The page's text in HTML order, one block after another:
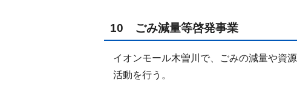
10 ごみ減量等啓発事業
イオンモール木曽川で、ごみの減量や資
活動を行う。